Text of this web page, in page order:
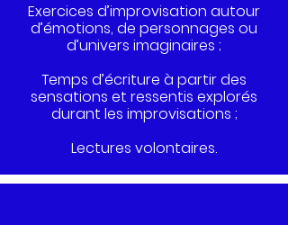
Exercices d’improvisation autour
d’émotions, de personnages ou
d’univers imaginaires ;
Temps d’écriture à partir des
sensations et ressentis explorés
durant les improvisations ;
Lectures volontaires.